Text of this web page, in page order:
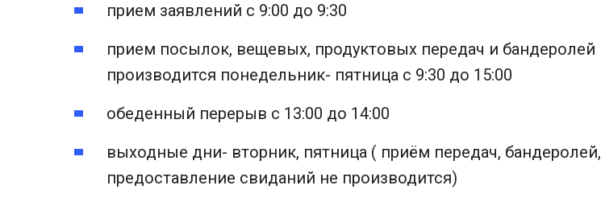
прием заявлений с 9:00 до 9:30
прием посылок, вещевых, продуктовых передач и бандеролей
производится понедельник- пятница с 9:30 до 15:00
обеденный перерыв с 13:00 до 14:00
выходные дни- вторник, пятница ( приём передач, бандеролей,
предоставление свиданий не производится)